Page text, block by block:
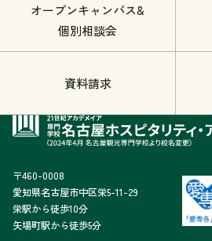
オープンキャンパス&
個別相談会
資料請求
〒460-0008
愛知県名古屋市中区栄5-11-29
栄駅から徒歩10分
矢場町駅から徒歩5分